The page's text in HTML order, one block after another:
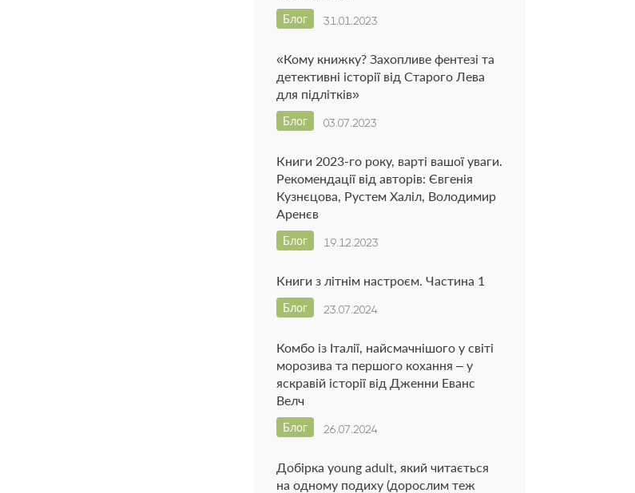
31.01.2023
Блог
«Кому книжку? Захопливе фентезі та
детективні історії від Старого Лева
для підлітків»
03.07.2023
Блог
Книги 2023-го року, варті вашої уваги.
Рекомендації від авторів: Євгенія
Кузнєцова, Рустем Халіл, Володимир
Аренєв
19.12.2023
Блог
Книги з літнім настроєм. Частина 1
23.07.2024
Блог
Комбо із Італії, найсмачнішого у світі
морозива та першого кохання – у
яскравій історії від Дженни Еванс
Велч
26.07.2024
Блог
Добірка young adult, який читається
на одному подиху (дорослим теж